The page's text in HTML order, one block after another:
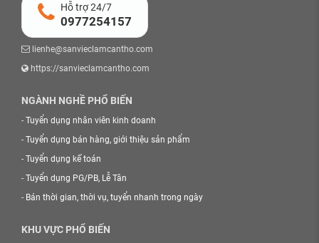
Hỗ trợ 24/7
0977254157
lienhe@sanvieclamcantho.com
https://sanvieclamcantho.com
NGÀNH NGHỀ PHỔ BIẾN
- Tuyển dụng nhân viên kinh doanh
- Tuyển dụng bán hàng, giới thiệu sản phẩm
- Tuyển dụng kế toán
- Tuyển dụng PG/PB, Lễ Tân
- Bán thời gian, thời vụ, tuyển nhanh trong ngày
KHU VỰC PHỔ BIẾN